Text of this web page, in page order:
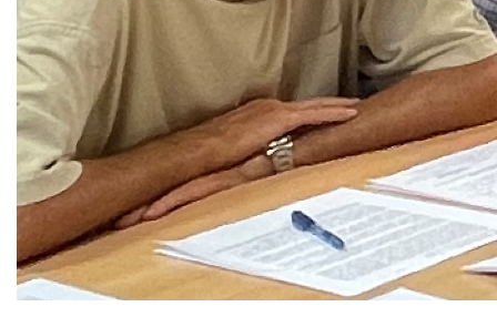
Prijava na e-novice
Vaš elektronski naslov *
S prijavo dovoljujem, da podjetje ZDUS moje osebne
podatke obdeluje z namenom prejemanja e-novic
Prijava